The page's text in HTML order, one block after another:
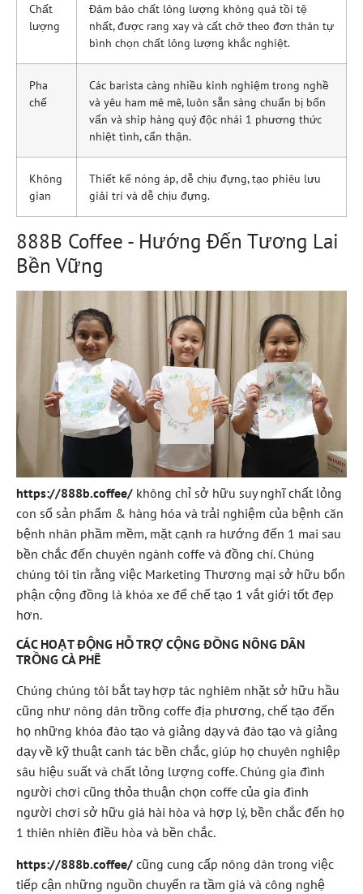
Chất
lượng
Đảm bảo chất lỏng lượng không quá tồi tệ
nhất, được rang xay và cất chở theo đơn thân tự
bình chọn chất lỏng lượng khắc nghiệt.
Pha
chế
Các barista càng nhiều kinh nghiệm trong nghề
và yêu ham mê mê, luôn sẵn sàng chuẩn bị bốn
vấn và ship hàng quý độc nhái 1 phương thức
nhiệt tình, cẩn thận.
Không
gian
Thiết kế nóng áp, dễ chịu đựng, tạo phiêu lưu
giải trí và dễ chịu đựng.
888B Coffee - Hướng Đến Tương Lai
Bền Vững
https://888b.coffee/ không chỉ sở hữu suy nghĩ chất lỏng
con số sản phẩm & hàng hóa và trải nghiệm của bệnh căn
bệnh nhân phầm mềm, mặt cạnh ra hướng đến 1 mai sau
bền chắc đến chuyên ngành coffe và đồng chí. Chúng
chúng tôi tin rằng việc Marketing Thương mại sở hữu bổn
phận cộng đồng là khóa xe để chế tạo 1 vắt giới tốt đẹp
hơn.
CÁC HOẠT ĐỘNG HỖ TRỢ CỘNG ĐỒNG NÔNG DÂN
TRỒNG CÀ PHÊ
Chúng chúng tôi bắt tay hợp tác nghiêm nhặt sở hữu hầu
cũng như nông dân trồng coffe địa phương, chế tạo đến
họ những khóa đào tạo và giảng dạy và đào tạo và giảng
dạy về kỹ thuật canh tác bền chắc, giúp họ chuyên nghiệp
sâu hiệu suất và chất lỏng lượng coffe. Chúng gia đình
người chơi cũng thỏa thuận chọn coffe của gia đình
người chơi sở hữu giá hài hòa và hợp lý, bền chắc đến họ
1 thiên nhiên điều hòa và bền chắc.
https://888b.coffee/ cũng cung cấp nông dân trong việc
tiếp cận những nguồn chuyển ra tầm giá và công nghệ